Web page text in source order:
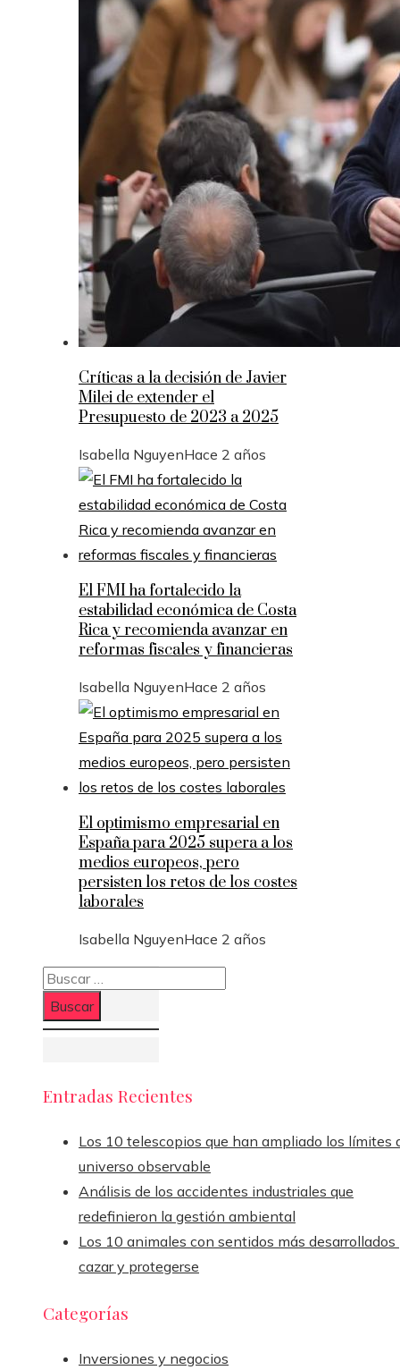
Críticas a la decisión de Javier
Milei de extender el
Presupuesto de 2023 a 2025
Isabella NguyenHace 2 años
El FMI ha fortalecido la
estabilidad económica de Costa
Rica y recomienda avanzar en
reformas fiscales y financieras
Isabella NguyenHace 2 años
El optimismo empresarial en
España para 2025 supera a los
medios europeos, pero
persisten los retos de los costes
laborales
Isabella NguyenHace 2 años
Buscar:
Entradas Recientes
Los 10 telescopios que han ampliado los límites
universo observable
Análisis de los accidentes industriales que
redefinieron la gestión ambiental
Los 10 animales con sentidos más desarrollados
cazar y protegerse
Categorías
Inversiones y negocios